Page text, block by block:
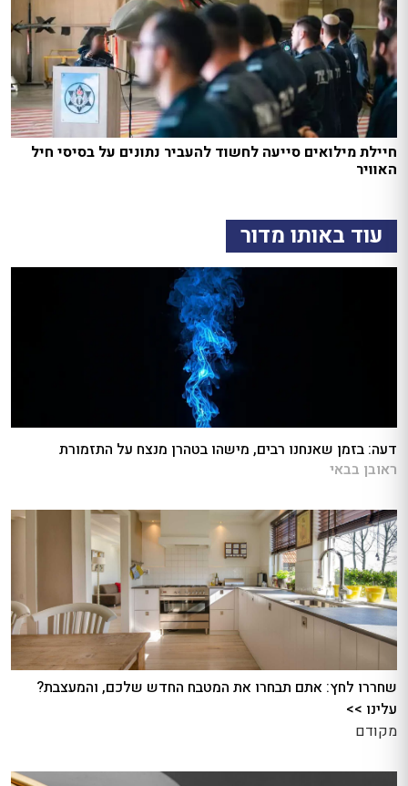
חיילת מילואים סייעה לחשוד להעביר נתונים על בסיסי חיל
האוויר
עוד באותו מדור
דעה: בזמן שאנחנו רבים, מישהו בטהרן מנצח על התזמורת
ראובן בבאי
שחררו לחץ: אתם תבחרו את המטבח החדש שלכם, והמעצבת?
עלינו >>
מקודם